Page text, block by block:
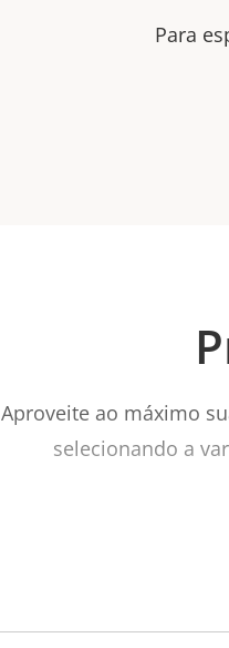
Para
Aproveite ao máximo
selecionando a